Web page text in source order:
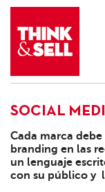
THINK&SELL
SOCIAL
Cada marca
branding en las
un lenguaje
con su público y